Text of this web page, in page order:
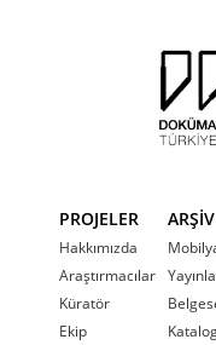
PROJELER
Hakkımızda
Araştırmacılar
Küratör
Ekip
ARŞİV